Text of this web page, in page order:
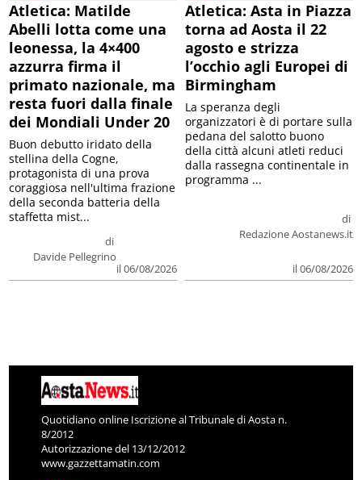
Atletica: Matilde
Abelli lotta come una
leonessa, la 4×400
azzurra firma il
primato nazionale, ma
resta fuori dalla finale
dei Mondiali Under 20
di
Davide Pellegrino
il 06/08/2026
Buon debutto iridato della
stellina della Cogne,
protagonista di una prova
coraggiosa nell'ultima frazione
della seconda batteria della
staffetta mist...
Atletica: Asta in Piazza
torna ad Aosta il 22
agosto e strizza
l’occhio agli Europei di
Birmingham
di
Redazione Aostanews.it
il 06/08/2026
La speranza degli
organizzatori è di portare sulla
pedana del salotto buono
della città alcuni atleti reduci
dalla rassegna continentale in
programma ...
Quotidiano online Iscrizione al Tribunale di Aosta n.
8/2012
Autorizzazione del 13/12/2012
www.gazzettamatin.com